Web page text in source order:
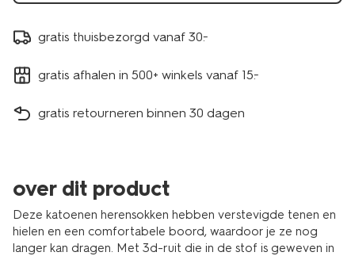
gratis thuisbezorgd vanaf 30.-
gratis afhalen in 500+ winkels vanaf 15.-
gratis retourneren binnen 30 dagen
over dit product
Deze katoenen herensokken hebben verstevigde tenen en
hielen en een comfortabele boord, waardoor je ze nog
langer kan dragen. Met 3d-ruit die in de stof is geweven in